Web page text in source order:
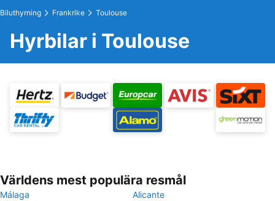
Biluthyrning Frankrike Toulouse
Hyrbilar i Toulouse
Världens mest populära resmål
Málaga
Alicante